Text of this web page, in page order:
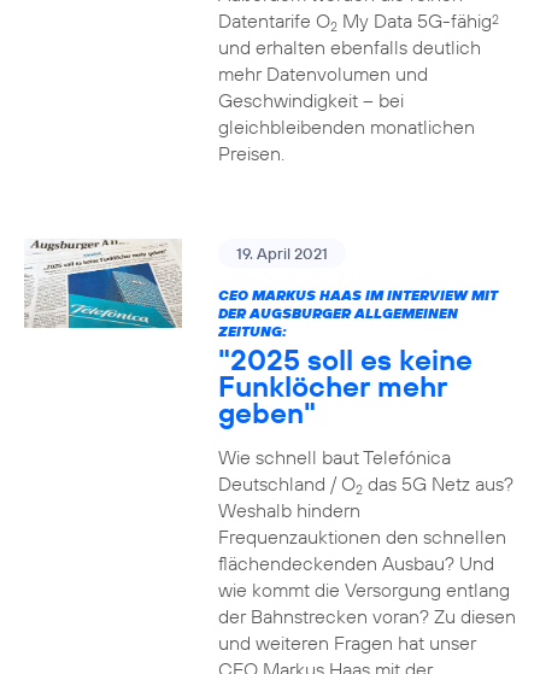
Datentarife O2My Data 5G-fähig2
und erhalten ebenfalls deutlich
mehr Datenvolumen und
Geschwindigkeit – bei
gleichbleibenden monatlichen
Preisen.
19. April 2021
CEO MARKUS HAAS IM INTERVIEW MIT
DER AUGSBURGER ALLGEMEINEN
ZEITUNG:
"2025 soll es keine
Funklöcher mehr
geben"
Wie schnell baut Telefónica
Deutschland / O2das 5G Netz aus?
Weshalb hindern
Frequenzauktionen den schnellen
flächendeckenden Ausbau? Und
wie kommt die Versorgung entlang
der Bahnstrecken voran? Zu diesen
und weiteren Fragen hat unser
CEO Markus Haas mit der